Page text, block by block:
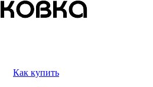
Как купить